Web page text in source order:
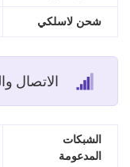
شحن لاسلكي
الاتصال
الشبكات
المدعومة